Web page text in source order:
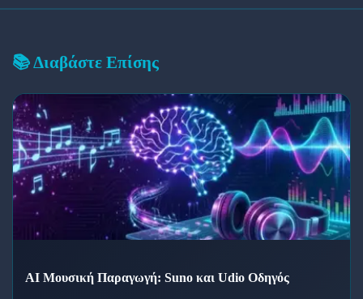
📚 Διαβάστε Επίσης
AI Μουσική Παραγωγή: Suno και Udio Οδηγός